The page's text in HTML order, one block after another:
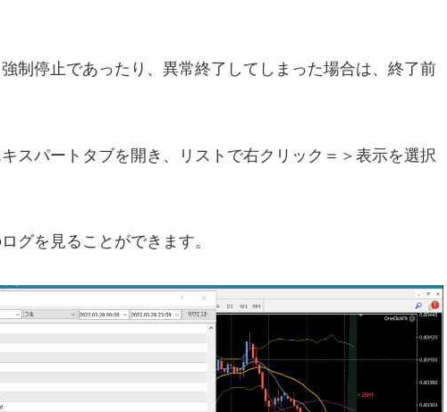
制停止であったり、異常終了してしまった場合は、終了前
スパートタブを開き、リストで右クリック＝＞表示を選択
グを見ることができます。